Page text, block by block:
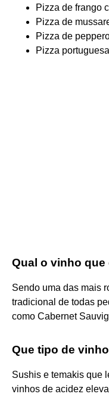
Pizza de frango
Pizza de
Pizza de
Pizza
Qual o vinho
Sendo uma das mais
tradicional de todas
como Cabernet
Que tipo de
Sushis e temakis que
vinhos de acidez